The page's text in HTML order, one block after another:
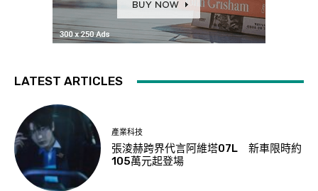
LATEST ARTICLES
產業科技
張淩赫跨界代言阿維塔07L 新車限時約
105萬元起登場